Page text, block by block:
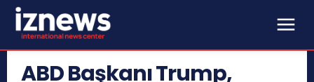
ABD Başkanı Trump,